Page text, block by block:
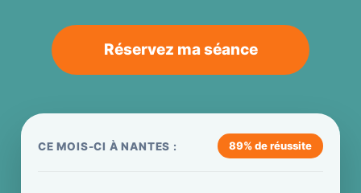
Réservez ma séance
CE MOIS-CI À NANTES : 89% de réussite